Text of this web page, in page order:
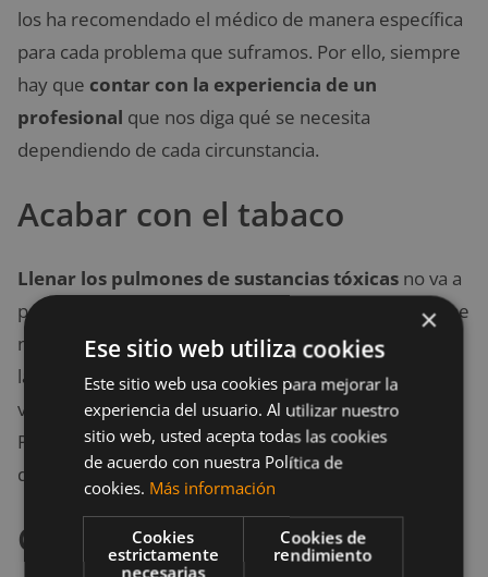
los ha recomendado el médico de manera específica
para cada problema que suframos. Por ello, siempre
hay que contar con la experiencia de un
profesional que nos diga qué se necesita
dependiendo de cada circunstancia.
Acabar con el tabaco
Llenar los pulmones de sustancias tóxicas no va a
permitirte
. El tabaco no tiene
nada de positivo para el cuerpo. Además, debilita a
las personas a nivel psicológico al hacerlas
vulnerables y dependientes ante ciertas sustancias.
Por ello, no empieces a fumar, y si ya eres fumador,
déjalo. Podrás con ello.
Cuidar los dientes
×
Ese sitio web utiliza cookies
Este sitio web usa cookies para mejorar la
experiencia del usuario. Al utilizar nuestro
sitio web, usted acepta todas las cookies
de acuerdo con nuestra Política de
cookies. Más información
Cookies
estrictamente
necesarias
Cookies de
rendimiento